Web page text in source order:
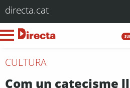
directa.cat
CULTURA
Com un catecisme